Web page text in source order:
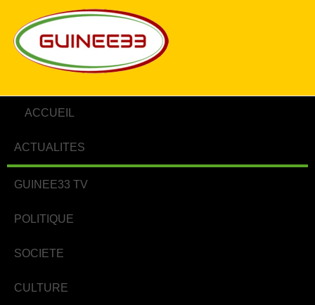
ACCUEIL
ACTUALITES
GUINEE33 TV
POLITIQUE
SOCIETE
CULTURE